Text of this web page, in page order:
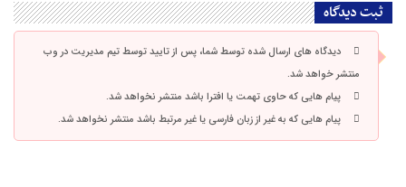
ثبت دیدگاه
دیدگاه های ارسال شده توسط شما، پس از تایید توسط تیم مدیریت در وب
منتشر خواهد شد.
پیام هایی که حاوی تهمت یا افترا باشد منتشر نخواهد شد.
پیام هایی که به غیر از زبان فارسی یا غیر مرتبط باشد منتشر نخواهد شد.